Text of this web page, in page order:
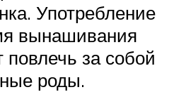
Употребление
вынашивания
за собой
роды.